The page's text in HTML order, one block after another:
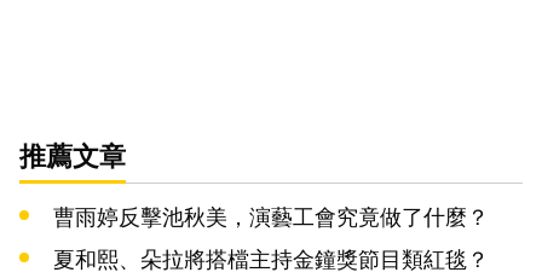
推薦文章
曹雨婷反擊池秋美，演藝工會究竟做了什麼？
夏和熙、朵拉將搭檔主持金鐘獎節目類紅毯？